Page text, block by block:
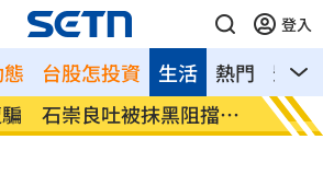
登入
台股怎投資 熱門 影音
生活
石崇良吐被抹黑阻擋心
多檔